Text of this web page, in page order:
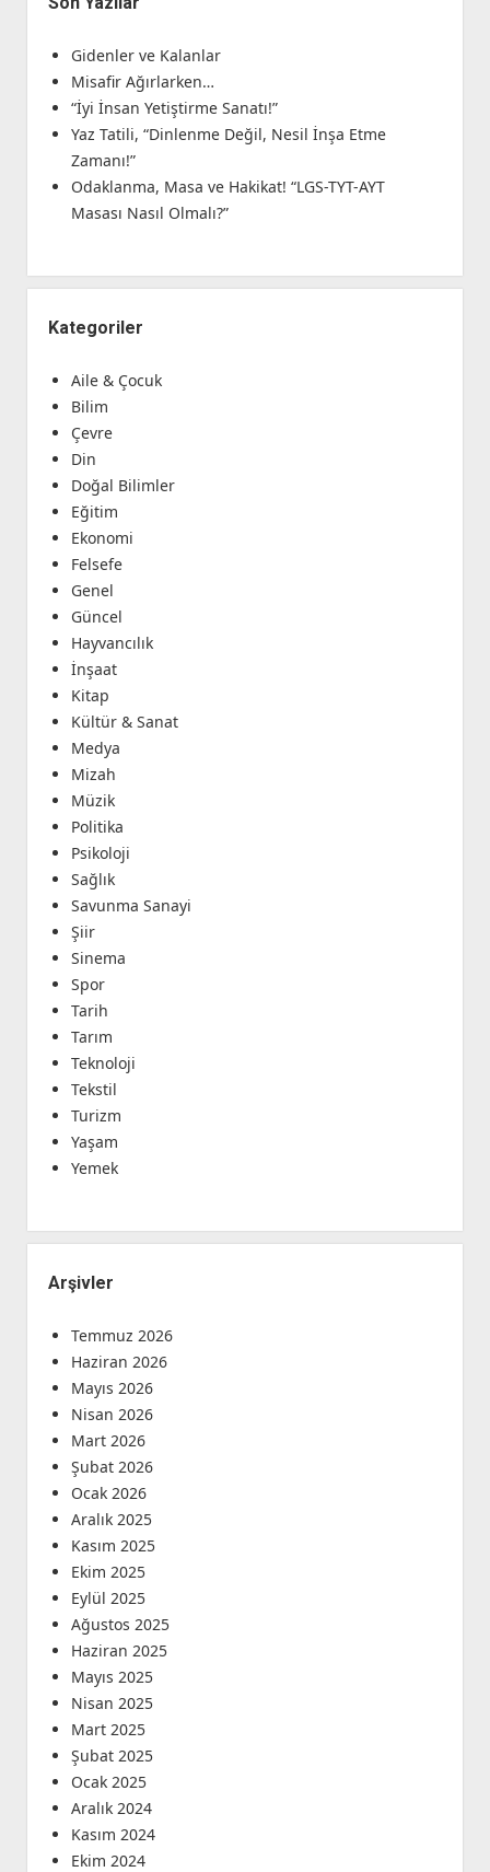
Gidenler ve Kalanlar
Misafir Ağırlarken…
“İyi İnsan Yetiştirme Sanatı!”
Yaz Tatili, “Dinlenme Değil, Nesil İnşa Etme
Zamanı!”
Odaklanma, Masa ve Hakikat! “LGS-TYT-AYT
Masası Nasıl Olmalı?”
Kategoriler
Aile & Çocuk
Bilim
Çevre
Din
Doğal Bilimler
Eğitim
Ekonomi
Felsefe
Genel
Güncel
Hayvancılık
İnşaat
Kitap
Kültür & Sanat
Medya
Mizah
Müzik
Politika
Psikoloji
Sağlık
Savunma Sanayi
Şiir
Sinema
Spor
Tarih
Tarım
Teknoloji
Tekstil
Turizm
Yaşam
Yemek
Arşivler
Temmuz 2026
Haziran 2026
Mayıs 2026
Nisan 2026
Mart 2026
Şubat 2026
Ocak 2026
Aralık 2025
Kasım 2025
Ekim 2025
Eylül 2025
Ağustos 2025
Haziran 2025
Mayıs 2025
Nisan 2025
Mart 2025
Şubat 2025
Ocak 2025
Aralık 2024
Kasım 2024
Ekim 2024